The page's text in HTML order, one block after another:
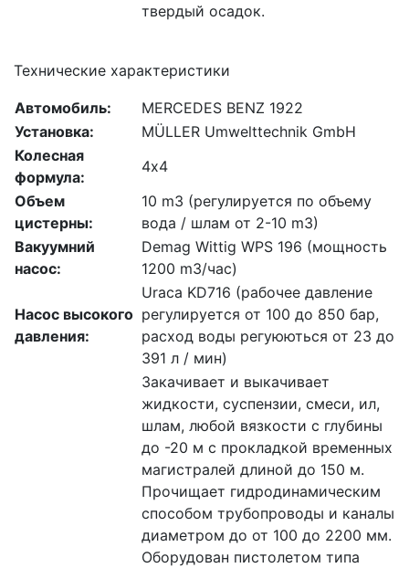
твердый осадок.
Технические характеристики
Автомобиль:
МERCEDES BENZ 1922
Установка:
MÜLLER Umwelttechnik GmbH
Колесная
формула:
4х4
Объем
цистерны:
10 m3 (регулируется по объему
вода / шлам от 2-10 m3)
Вакуумний
насос:
Demag Wittig WPS 196 (мощность
1200 m3/час)
Насос высокого
давления:
Uraca KD716 (рабочее давление
регулируется от 100 до 850 бар,
расход воды регуюються от 23 до
391 л / мин)
Закачивает и выкачивает
жидкости, суспензии, смеси, ил,
шлам, любой вязкости с глубины
до -20 м с прокладкой временных
магистралей длиной до 150 м.
Прочищает гидродинамическим
способом трубопроводы и каналы
диаметром до от 100 до 2200 мм.
Оборудован пистолетом типа